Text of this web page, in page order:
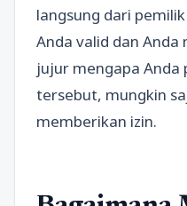
langsung dari
Anda valid dan
jujur mengapa Anda
tersebut, mungkin
memberikan izin.